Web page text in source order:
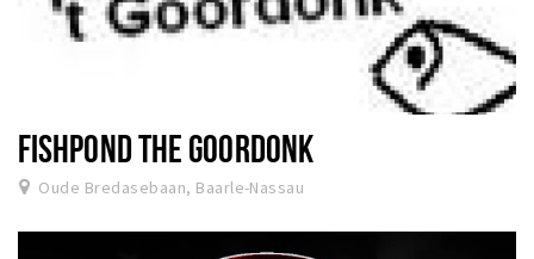
FISHPOND THE GOORDONK
Oude Bredasebaan, Baarle-Nassau